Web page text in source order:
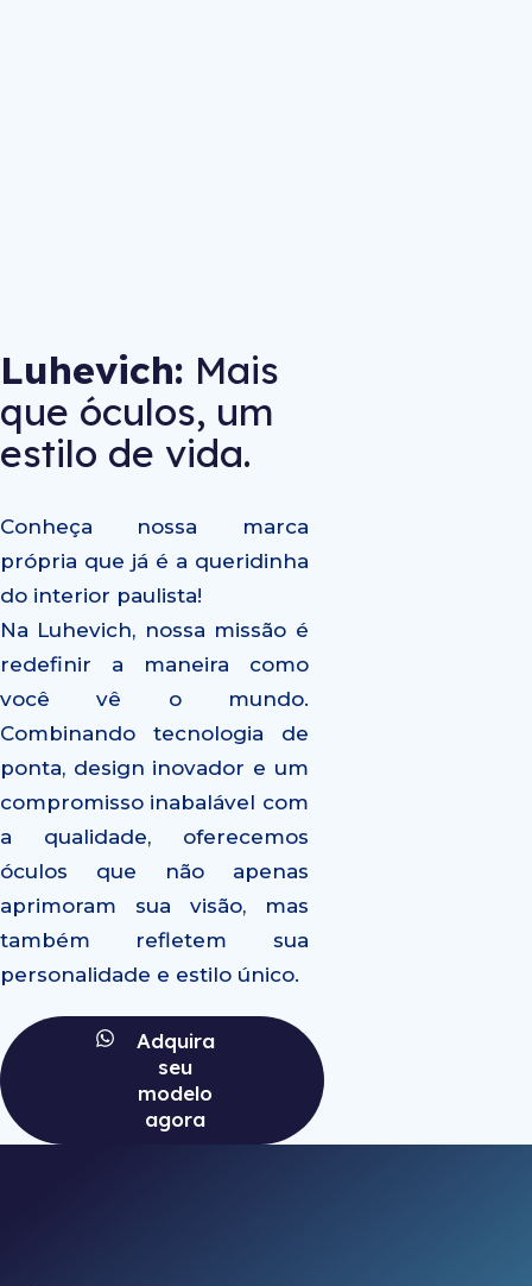
Luhevich: Mais
que óculos, um
estilo de vida.
Conheça nossa marca
própria que já é a queridinha
do interior paulista!
Na Luhevich, nossa missão é
redefinir a maneira como
você vê o mundo.
Combinando tecnologia de
ponta, design inovador e um
compromisso inabalável com
a qualidade, oferecemos
óculos que não apenas
aprimoram sua visão, mas
também refletem sua
personalidade e estilo único.
Adquira
seu
modelo
agora